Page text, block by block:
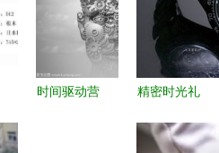
时间驱动营
精密时光礼
J.Harrison